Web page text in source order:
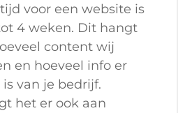
voor een website is
4 weken. Dit hangt
content wij
en hoeveel info er
van je bedrijf.
het er ook aan